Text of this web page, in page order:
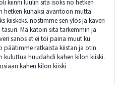
kiinni luulin sitä isoks no hetken
hetken kuhaksi avantoon mutta
kiiskeks. nostimme sen ylös ja kaveri
Mä katoin sitä tarkemmin ja
sanos et ei toi paina muut ku
päätimme ratkaista kiistan ja otin
kuluttua huudahdi kahen kilon kiiski.
kahen kilon kiiski